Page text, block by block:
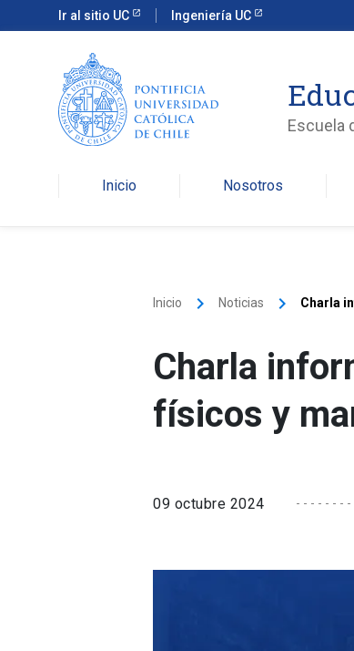
Ir al sitio UC Ingeniería UC
Escuela
Inicio Nosotros
Inicio keyboard_arrow_right Noticias keyboard_arrow_right Charla
Charla
físicos y
09 octubre 2024